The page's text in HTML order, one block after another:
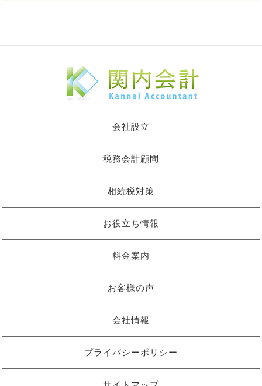
会社設立
税務会計顧問
相続税対策
お役立ち情報
料金案内
お客様の声
会社情報
プライバシーポリシー